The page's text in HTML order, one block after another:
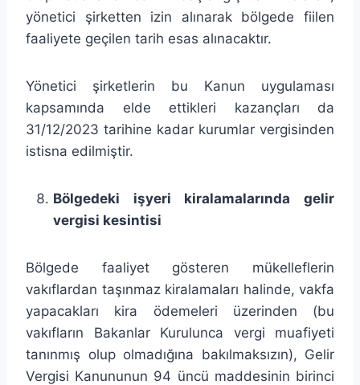
yönetici şirketten izin alınarak bölgede fiilen
faaliyete geçilen tarih esas alınacaktır.
Yönetici şirketlerin bu Kanun uygulaması
kapsamında elde ettikleri kazançları da
31/12/2023 tarihine kadar kurumlar vergisinden
istisna edilmiştir.
Bölgedeki işyeri kiralamalarında gelir
vergisi kesintisi
Bölgede faaliyet gösteren mükelleflerin
vakıflardan taşınmaz kiralamaları halinde, vakfa
yapacakları kira ödemeleri üzerinden (bu
vakıfların Bakanlar Kurulunca vergi muafiyeti
tanınmış olup olmadığına bakılmaksızın), Gelir
Vergisi Kanununun 94 üncü maddesinin birinci